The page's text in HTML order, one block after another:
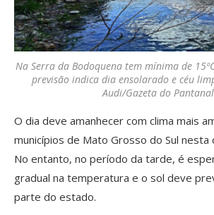
Na Serra da Bodoquena tem mínima de
previsão indica dia ensolarado e céu
Audi/Gazeta do Pantanal
O dia deve amanhecer com clima mais
municípios de Mato Grosso do Sul nesta
No entanto, no período da tarde, é
gradual na temperatura e o sol deve
parte do estado.